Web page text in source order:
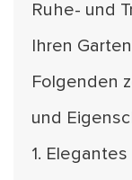
Ruhe- und
Ihren
Folgenden
und
1.